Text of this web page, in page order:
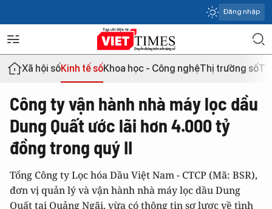
Đăng nhập
Xã hội sốKinh tế sốKhoa học - Công nghệThị trường số
Công ty vận hành nhà máy lọc dầu
Dung Quất ước lãi hơn 4.000 tỷ
đồng trong quý II
Tổng Công ty Lọc hóa Dầu Việt Nam - CTCP (Mã: BSR),
đơn vị quản lý và vận hành nhà máy lọc dầu Dung
Quất tại Quảng Ngãi, vừa có thông tin sơ lược về tình